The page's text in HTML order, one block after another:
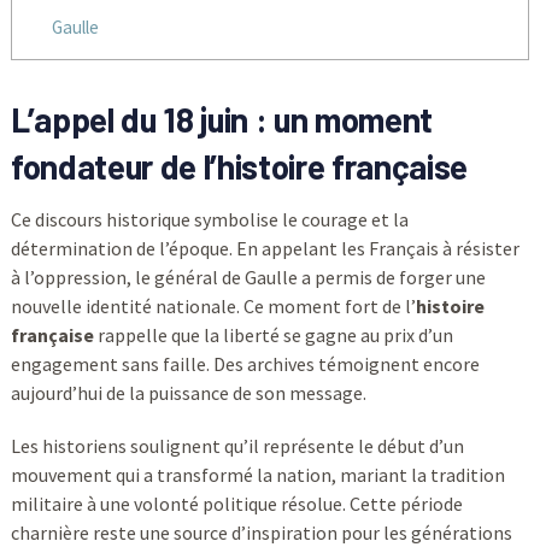
Gaulle
L’appel du 18 juin : un moment
fondateur de l’histoire française
Ce discours historique symbolise le courage et la
détermination de l’époque. En appelant les Français à résister
à l’oppression, le général de Gaulle a permis de forger une
nouvelle identité nationale. Ce moment fort de l’histoire
françaiserappelle que la liberté se gagne au prix d’un
engagement sans faille. Des archives témoignent encore
aujourd’hui de la puissance de son message.
Les historiens soulignent qu’il représente le début d’un
mouvement qui a transformé la nation, mariant la tradition
militaire à une volonté politique résolue. Cette période
charnière reste une source d’inspiration pour les générations